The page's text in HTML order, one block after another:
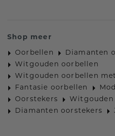
Shop meer
Oorbellen
Diamanten
Witgouden oorbellen
Witgouden oorbellen
Fantasie oorbellen
Oorstekers
Witgouden
Diamanten oorstekers